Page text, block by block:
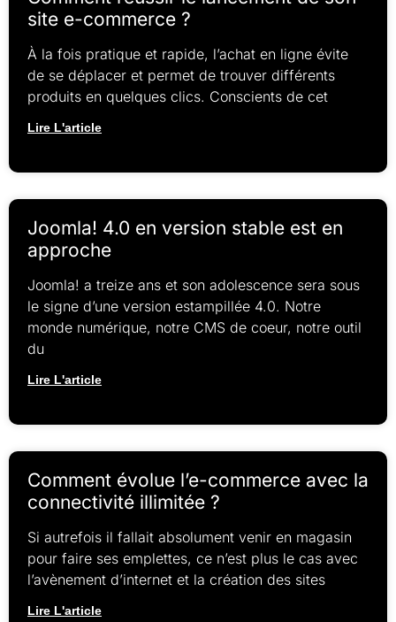
site e-commerce ?
À la fois pratique et rapide, l’achat en ligne évite
de se déplacer et permet de trouver différents
produits en quelques clics. Conscients de cet
Lire L'article
Joomla! 4.0 en version stable est en
approche
Joomla! a treize ans et son adolescence sera sous
le signe d’une version estampillée 4.0. Notre
monde numérique, notre CMS de coeur, notre outil
du
Lire L'article
Comment évolue l’e-commerce avec la
connectivité illimitée ?
Si autrefois il fallait absolument venir en magasin
pour faire ses emplettes, ce n’est plus le cas avec
l’avènement d’internet et la création des sites
Lire L'article